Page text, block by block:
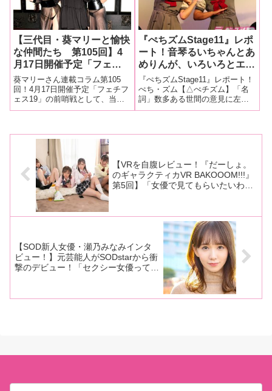
【三代目・葵マリーと愉快
な仲間たち 第105回】4
月17日開催予定「フェチ
フェス19」イベントで販
売されるのぎほちゃんこと
乃木蛍ちゃん＆ぺちこと音
琴るいちゃんの初コラボ
んがレポート！
葵マリーさん連載コラム第105
回！4月17日開催予定「フェチフ
ェス19」の前哨戦として、当日
イベントで販売されるのぎほち
ROM撮影現場をマリーさんがレ
ポート！■マリーさんの今までの
連載は
『ぺちズムStage11』レポ
ート！音琴るいちゃんとあ
めりんが、いろいろとエロ
エロな令和の時代をサヴァ
イブしちゃうぞ！
『ぺちズムStage11』レポート！
ぺち・ズム【△ぺチズム】「名
詞」数多ある世間の意見に左右
されず、己の好きな人物、アニ
暖かい愛を持って見つめる様、
【VRを自腹レビュー！『だーしょ。
のギャラクティカVR BAKOOOM!!!』
第5回】「女優で見てもらいたいわけ
前を出さない意欲作
【SOD新人女優・瀬乃みなみインタ
ビュー！】元芸能人がSODstarから衝
撃のデビュー！「セクシー女優って夢
た」【前編】